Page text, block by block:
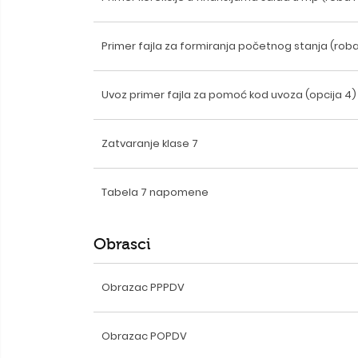
Primer fajla za formiranja početnog stanja
Uvoz primer fajla za pomoć kod uvoza (opcija 4)
Zatvaranje klase 7
Tabela 7 napomene
Obrasci
Obrazac PPPDV
Obrazac POPDV